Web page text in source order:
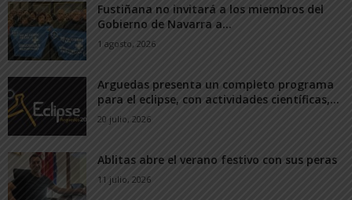
Fustiñana no invitará a los miembros del
Gobierno de Navarra a...
1 agosto, 2026
Arguedas presenta un completo programa
para el eclipse, con actividades científicas,...
20 julio, 2026
Ablitas abre el verano festivo con sus peras
11 julio, 2026